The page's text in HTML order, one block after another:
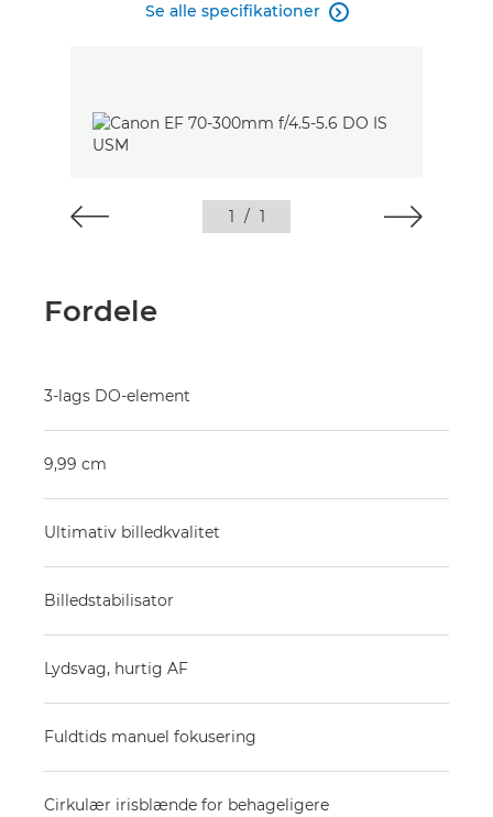
Se alle specifikationer 
1 / 1
Fordele
3-lags DO-element
9,99 cm
Ultimativ billedkvalitet
Billedstabilisator
Lydsvag, hurtig AF
Fuldtids manuel fokusering
Cirkulær irisblænde for behageligere